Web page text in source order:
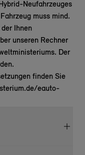
Neufahrzeuges
muss mind.
Ihnen
unseren Rechner
Der
finden Sie
eauto-